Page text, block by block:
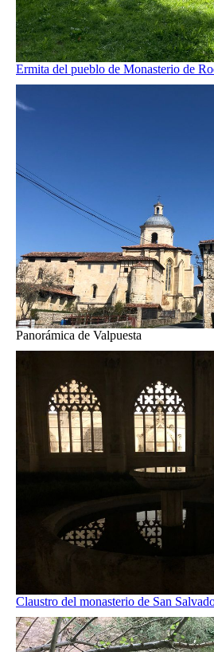
Ermita del pueblo de Monasterio de
Panorámica de Valpuesta
Claustro del monasterio de San